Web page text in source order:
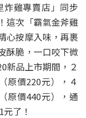
炸雞專賣店」同步
這次「霸氣金斧雞
心按摩入味，再裹
酥脆，一口咬下微
新品上市期間，２
原價220元），４
原價440元），通
了！